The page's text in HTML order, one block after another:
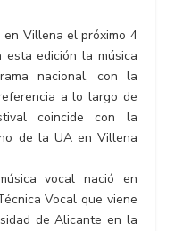
en Villena el próximo 4
edición la música
nacional, con la
a lo largo de
coincide con la
de la UA en Villena
vocal nació en
Vocal que viene
de Alicante en la